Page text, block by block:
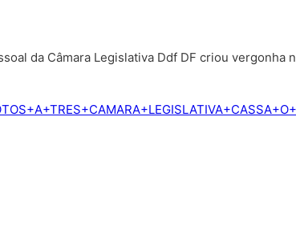
da Câmara Legislativa Ddf DF criou vergonha